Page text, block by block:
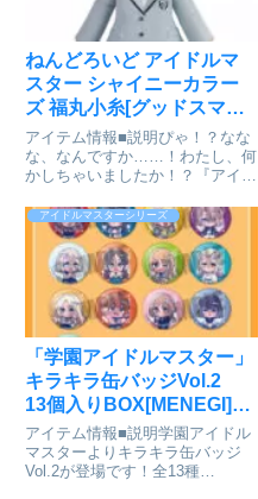
ねんどろいど アイドルマ
スター シャイニーカラー
ズ 福丸小糸[グッドスマイ
ルアーツ上海]が予約受付
開始
アイテム情報■説明ぴゃ！？なな
な、なんですか……！わたし、何
かしちゃいましたか！？『アイド
ズ』より、透明感溢れる“ノクチ
ル”の「福丸小糸」がねんどろい
どになって登場です！・表情パー
ツ：「通常顔」「感動顔」「慌て
アイドルマスターシリーズ
「学園アイドルマスター」
キラキラ缶バッジVol.2
13個入りBOX[MENEGI]が
予約受付中
アイテム情報■説明学園アイドル
マスターよりキラキラ缶バッジ
Vol.2が登場です！全13種